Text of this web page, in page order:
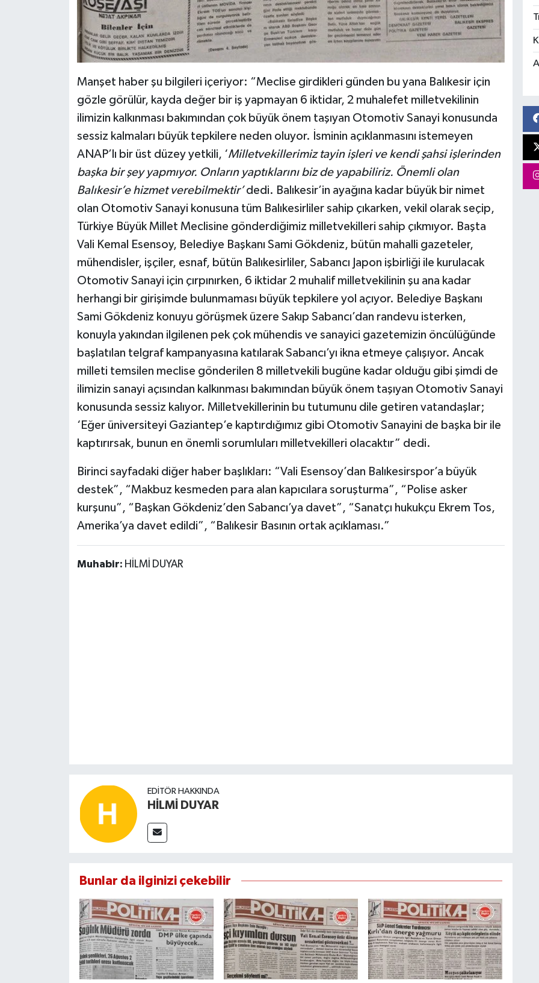
Manşet haber şu bilgileri içeriyor: “Meclise girdikleri günden bu yana Balıkesir için
gözle görülür, kayda değer bir iş yapmayan 6 iktidar, 2 muhalefet milletvekilinin
ilimizin kalkınması bakımından çok büyük önem taşıyan Otomotiv Sanayi konusunda
sessiz kalmaları büyük tepkilere neden oluyor. İsminin açıklanmasını istemeyen
ANAP’lı bir üst düzey yetkili, ‘Milletvekillerimiz tayin işleri ve kendi şahsi işlerinden
başka bir şey yapmıyor. Onların yaptıklarını biz de yapabiliriz. Önemli olan
Balıkesir’e hizmet verebilmektir’dedi. Balıkesir’in ayağına kadar büyük bir nimet
olan Otomotiv Sanayi konusuna tüm Balıkesirliler sahip çıkarken, vekil olarak seçip,
Türkiye Büyük Millet Meclisine gönderdiğimiz milletvekilleri sahip çıkmıyor. Başta
Vali Kemal Esensoy, Belediye Başkanı Sami Gökdeniz, bütün mahalli gazeteler,
mühendisler, işçiler, esnaf, bütün Balıkesirliler, Sabancı Japon işbirliği ile kurulacak
Otomotiv Sanayi için çırpınırken, 6 iktidar 2 muhalif milletvekilinin şu ana kadar
herhangi bir girişimde bulunmaması büyük tepkilere yol açıyor. Belediye Başkanı
Sami Gökdeniz konuyu görüşmek üzere Sakıp Sabancı’dan randevu isterken,
konuyla yakından ilgilenen pek çok mühendis ve sanayici gazetemizin öncülüğünde
başlatılan telgraf kampanyasına katılarak Sabancı’yı ikna etmeye çalışıyor. Ancak
milleti temsilen meclise gönderilen 8 milletvekili bugüne kadar olduğu gibi şimdi de
ilimizin sanayi açısından kalkınması bakımından büyük önem taşıyan Otomotiv Sanayi
konusunda sessiz kalıyor. Milletvekillerinin bu tutumunu dile getiren vatandaşlar;
‘Eğer üniversiteyi Gaziantep’e kaptırdığımız gibi Otomotiv Sanayini de başka bir ile
kaptırırsak, bunun en önemli sorumluları milletvekilleri olacaktır” dedi.
Birinci sayfadaki diğer haber başlıkları: “Vali Esensoy’dan Balıkesirspor’a büyük
destek”, “Makbuz kesmeden para alan kapıcılara soruşturma”, “Polise asker
kurşunu”, “Başkan Gökdeniz’den Sabancı’ya davet”, “Sanatçı hukukçu Ekrem Tos,
Amerika’ya davet edildi”, “Balıkesir Basının ortak açıklaması.”
Muhabir: HİLMİ DUYAR
EDITÖR HAKKINDA
HİLMİ DUYAR
Bunlar da ilginizi çekebilir